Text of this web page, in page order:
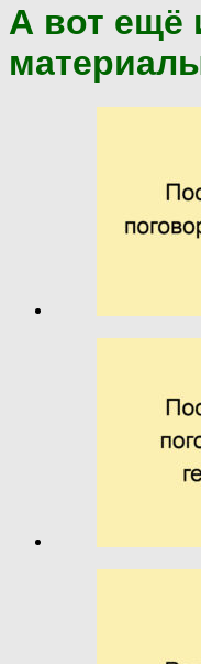
А вот ещё